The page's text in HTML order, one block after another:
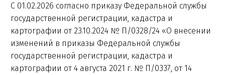
С 01.02.2026 согласно приказу Федеральной службы
государственной регистрации, кадастра и
картографии от 23.10.2024 № П/0328/24 «О внесении
изменений в приказы Федеральной службы
государственной регистрации, кадастра и
картографии от 4 августа 2021 г. № П/0337, от 14